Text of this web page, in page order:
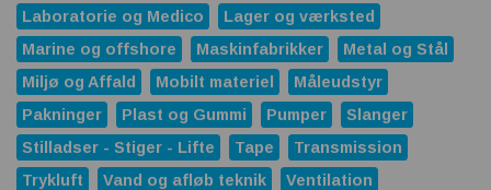
Laboratorie og Medico
Lager og værksted
Marine og offshore
Maskinfabrikker
Metal og Stål
Miljø og Affald
Mobilt materiel
Måleudstyr
Pakninger
Plast og Gummi Pumper
Slanger
Stilladser - Stiger - Lifte
Tape
Transmission
Trykluft
Vand og afløb teknik
Ventilation